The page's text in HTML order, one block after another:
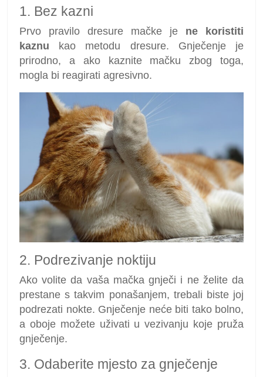
1. Bez kazni
Prvo pravilo dresure mačke je ne koristiti
kaznu kao metodu dresure. Gnječenje je
prirodno, a ako kaznite mačku zbog toga,
mogla bi reagirati agresivno.
2. Podrezivanje noktiju
Ako volite da vaša mačka gnječi i ne želite da
prestane s takvim ponašanjem, trebali biste joj
podrezati nokte. Gnječenje neće biti tako bolno,
a oboje možete uživati ​​u vezivanju koje pruža
gnječenje.
3. Odaberite mjesto za gnječenje